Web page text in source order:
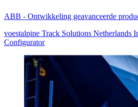
ABB - Ontwikkeling geavanceerde
voestalpine Track Solutions Netherlands
Configurator